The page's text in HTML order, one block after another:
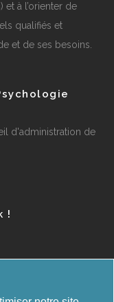
à l’orienter de
qualifiés et
et de ses besoins.
d'administration de
!